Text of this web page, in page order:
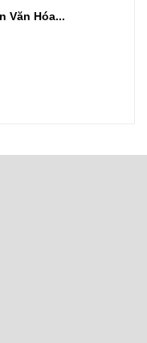
Văn Hóa...